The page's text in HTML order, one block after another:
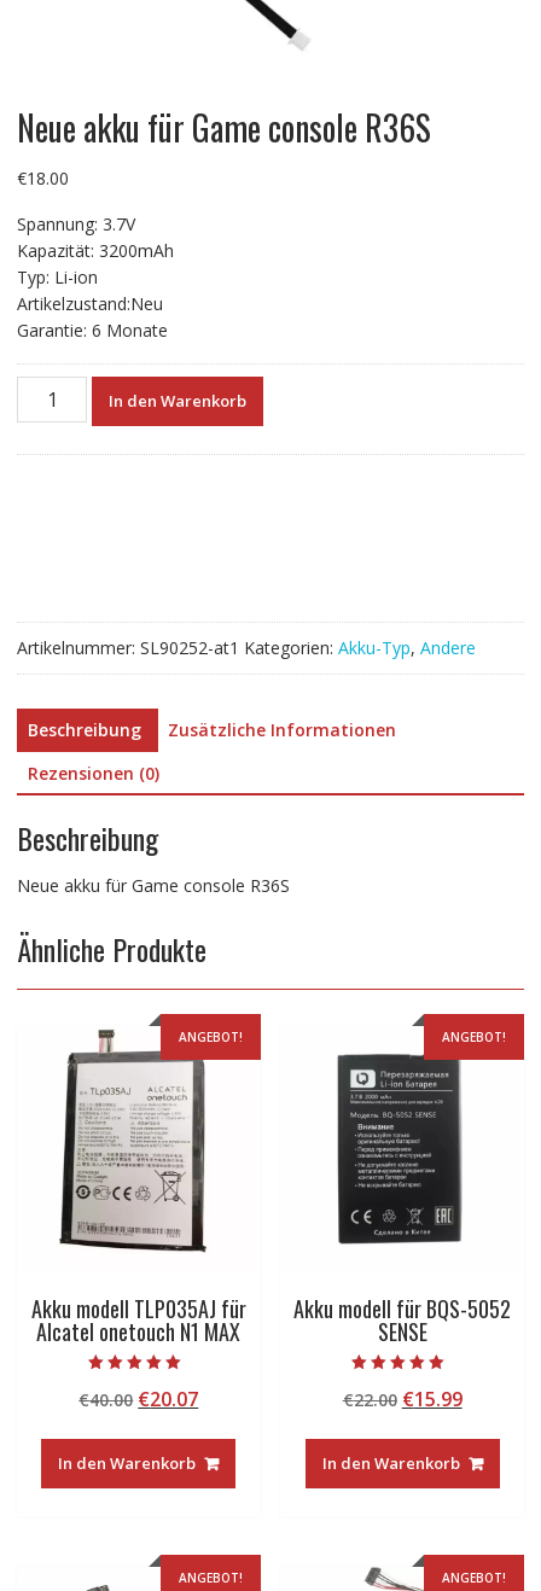
Neue akku für Game console R36S
€18.00
Spannung: 3.7V
Kapazität: 3200mAh
Typ: Li-ion
Artikelzustand:Neu
Garantie: 6 Monate
Neue
In den Warenkorb
Artikelnummer: SL90252-at1 Kategorien: Akku-Typ, Andere
Beschreibung
Zusätzliche Informationen
Rezensionen (0)
Beschreibung
Neue akku für Game console R36S
Ähnliche Produkte
ANGEBOT!
Akku modell TLP035AJ für
Alcatel onetouch N1 MAX
5.00
von 5
€40.00 Ursprünglicher
war:
€40.00
€20.07Aktueller
ist:
€20.07.
In den Warenkorb
ANGEBOT!
Akku modell für BQS-5052
SENSE
5.00
von 5
€22.00 Ursprünglicher
war:
€22.00
€15.99
ist:
€15.99.
In den Warenkorb
ANGEBOT! ANGEBOT!